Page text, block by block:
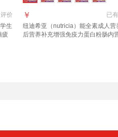
价
生
疲
已有
￥
纽迪希亚（nutricia）能全素成人营
后营养补充增强免疫力蛋白粉肠内